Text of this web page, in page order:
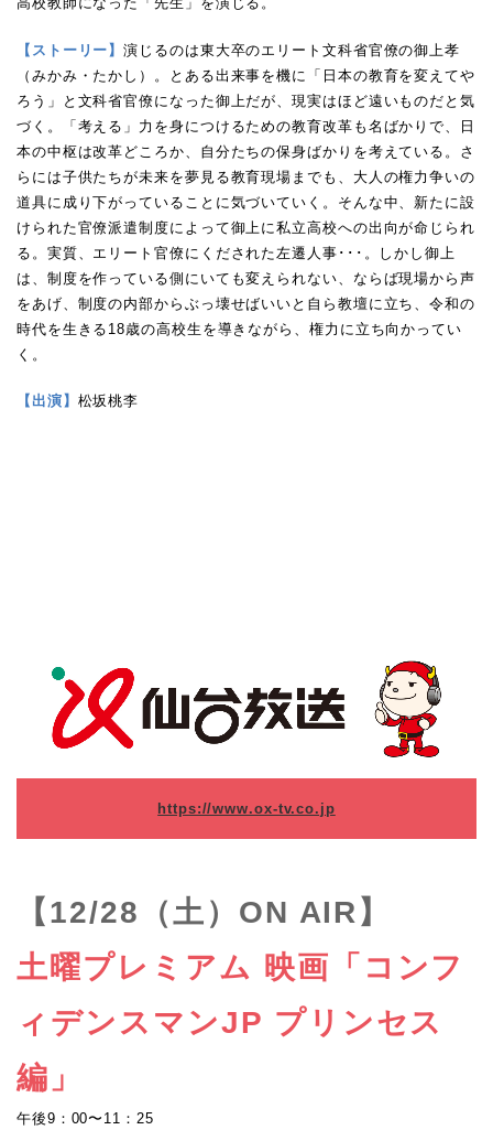
【ストーリー】演じるのは東大卒のエリート文科省官僚の御上孝
（みかみ・たかし）。とある出来事を機に「日本の教育を変えてや
ろう」と文科省官僚になった御上だが、現実はほど遠いものだと気
づく。「考える」力を身につけるための教育改革も名ばかりで、日
本の中枢は改革どころか、自分たちの保身ばかりを考えている。さ
らには子供たちが未来を夢見る教育現場までも、大人の権力争いの
道具に成り下がっていることに気づいていく。そんな中、新たに設
けられた官僚派遣制度によって御上に私立高校への出向が命じられ
る。実質、エリート官僚にくだされた左遷人事･･･。しかし御上
は、制度を作っている側にいても変えられない、ならば現場から声
をあげ、制度の内部からぶっ壊せばいいと自ら教壇に立ち、令和の
時代を生きる18歳の高校生を導きながら、権力に立ち向かってい
く。
【出演】 松坂桃李
https://www.ox-tv.co.jp
【12/28（土）ON AIR】
土曜プレミアム 映画「コンフ
ィデンスマンJP プリンセス
編」
午後9：00〜11：25